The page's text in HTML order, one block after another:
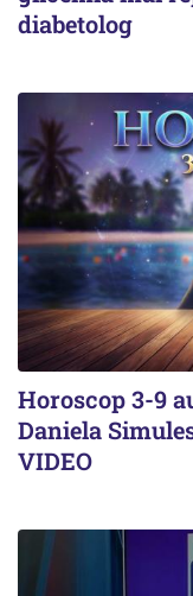
diabetolog
Horoscop 3-9
Daniela
VIDEO